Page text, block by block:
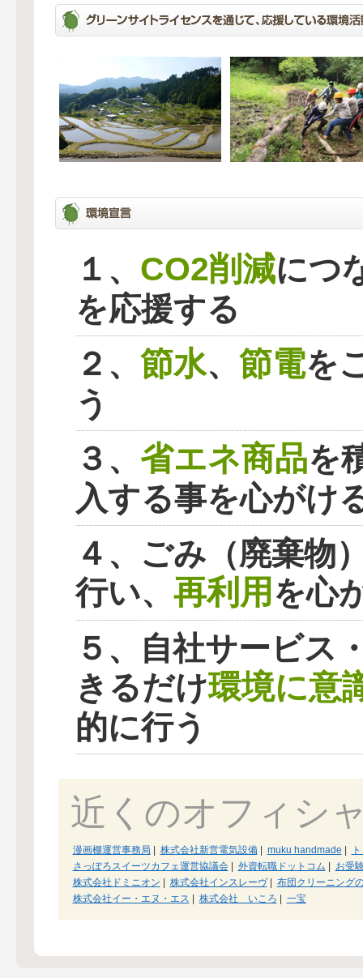
１、 CO2削減につ
を応援する
２、 節水、 節電を
う
３、 省エネ商品を
入する事を心がけ
４、ごみ（廃棄物
行い、 再利用を心
５、自社サービス
きるだけ環境に意
的に行う
近くのオフィシ
漫画棚運営事務局 株式会社新営電気設備| muku handmade
さっぽろスイーツカフェ運営協議会| 外資転職ドットコム
お受
株式会社ドミニオン
株式会社インスレーヴ|
布団クリーニング
株式会社イー・エヌ・エス
株式会社 いころ 一宝